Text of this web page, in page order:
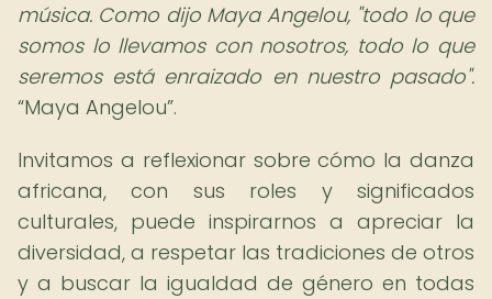
música. Como dijo Maya Angelou, "todo lo que
somos lo llevamos con nosotros, todo lo que
seremos está enraizado en nuestro pasado".
Maya Angelou .
Invitamos a reflexionar sobre cómo la danza
africana, con sus roles y significados
culturales, puede inspirarnos a apreciar la
diversidad, a respetar las tradiciones de otros
y a buscar la igualdad de género en todas